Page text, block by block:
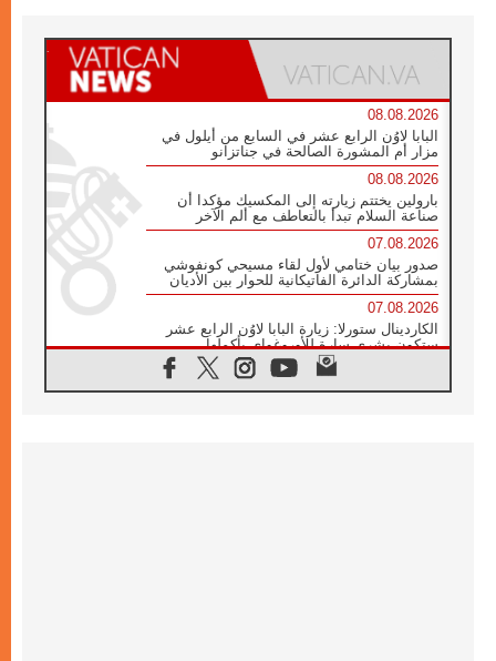
08.08.2026
البابا لاوُن الرابع عشر في السابع من أيلول في
مزار أم المشورة الصالحة في جناتزانو
08.08.2026
بارولين يختتم زيارته إلى المكسيك مؤكدا أن
صناعة السلام تبدأ بالتعاطف مع ألم الآخر
07.08.2026
صدور بيان ختامي لأول لقاء مسيحي كونفوشي
بمشاركة الدائرة الفاتيكانية للحوار بين الأديان
07.08.2026
الكاردينال ستورلا: زيارة البابا لاوُن الرابع عشر
ستكون بشرى سارة للأوروغواي بأكملها
الفاتيكان يعلن برنامج الزيارة الرسولية للبابا لاوُن